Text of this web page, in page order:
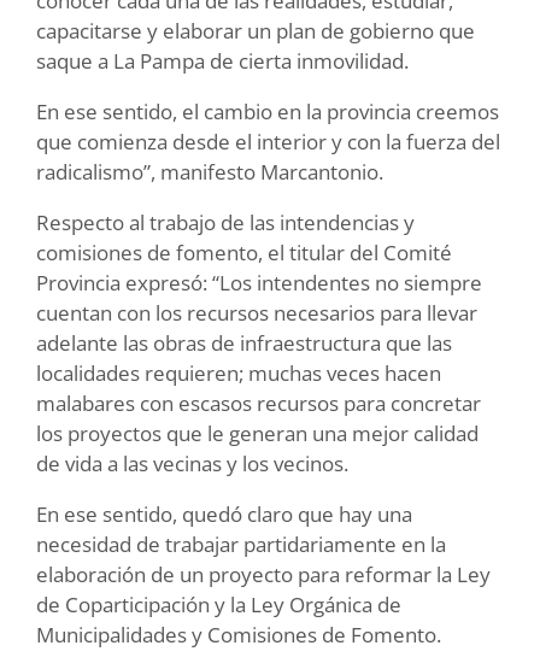
capacitarse y elaborar un plan de gobierno que
saque a La Pampa de cierta inmovilidad.
En ese sentido, el cambio en la provincia creemos
que comienza desde el interior y con la fuerza del
radicalismo”, manifesto Marcantonio.
Respecto al trabajo de las intendencias y
comisiones de fomento, el titular del Comité
Provincia expresó: “Los intendentes no siempre
cuentan con los recursos necesarios para llevar
adelante las obras de infraestructura que las
localidades requieren; muchas veces hacen
malabares con escasos recursos para concretar
los proyectos que le generan una mejor calidad
de vida a las vecinas y los vecinos.
En ese sentido, quedó claro que hay una
necesidad de trabajar partidariamente en la
elaboración de un proyecto para reformar la Ley
de Coparticipación y la Ley Orgánica de
Municipalidades y Comisiones de Fomento.